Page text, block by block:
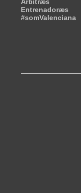
Entrenadoræs
#somValenciana